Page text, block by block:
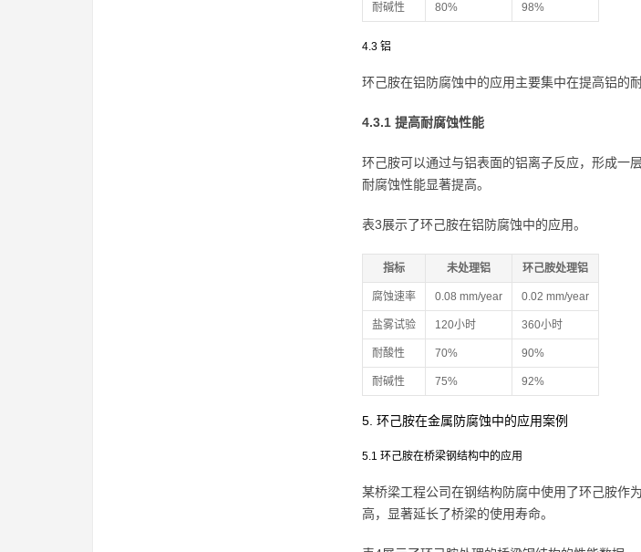
耐碱性 80% 98%
4.3 铝
环己胺在铝防腐蚀中的应用主要集中在提高铝的
4.3.1 提高耐腐蚀性能
环己胺可以通过与铝表面的铝离子反应，形成一
耐腐蚀性能显著提高。
表3展示了环己胺在铝防腐蚀中的应用。
指标 未处理铝 环己胺处理铝
腐蚀速率 0.08 mm/year 0.02 mm/year
盐雾试验 120小时 360小时
耐酸性 70% 90%
耐碱性 75% 92%
5. 环己胺在金属防腐蚀中的应用案例
5.1 环己胺在桥梁钢结构中的应用
某桥梁工程公司在钢结构防腐中使用了环己胺作
高，显著延长了桥梁的使用寿命。